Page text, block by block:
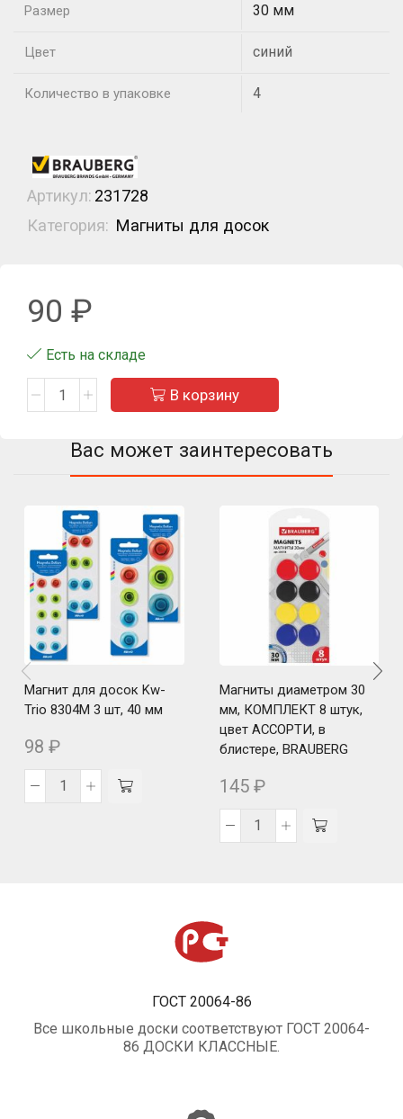
Размер 30 мм
Цвет синий
Количество в упаковке 4
Артикул: 231728
Категория: Магниты для досок
90 ₽
Есть на складе
В корзину
Вас может заинтересовать
Магнит для досок Kw-
Trio 8304M 3 шт, 40 мм
98 ₽
Магниты диаметром 30
мм, КОМПЛЕКТ 8 штук,
цвет АССОРТИ, в
блистере, BRAUBERG
145 ₽
ГОСТ 20064-86
Все школьные доски соответствуют ГОСТ 20064-
86 ДОСКИ КЛАССНЫЕ.